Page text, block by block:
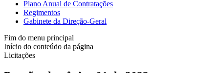
Plano Anual de Contratações
Regimentos
Gabinete da Direção-Geral
Fim do menu principal
Início do conteúdo da página
Licitações